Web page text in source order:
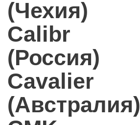
(Чехия)
Calibr
(Россия)
Cavalier
(Австралия)